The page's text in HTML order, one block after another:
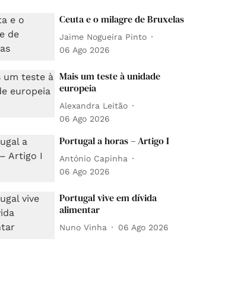
Ceuta e o milagre de Bruxelas
Jaime Nogueira Pinto
06 Ago 2026
Mais um teste à unidade
europeia
Alexandra Leitão
06 Ago 2026
Portugal a horas – Artigo I
António Capinha
06 Ago 2026
Portugal vive em dívida
alimentar
Nuno Vinha 06 Ago 2026